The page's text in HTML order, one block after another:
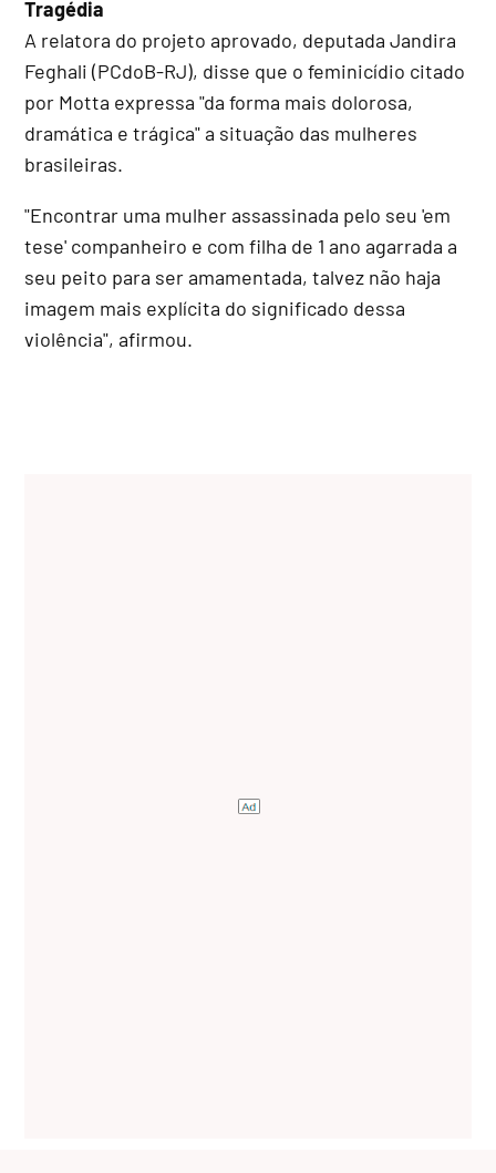
Tragédia
A relatora do projeto aprovado, deputada Jandira
Feghali (PCdoB-RJ), disse que o feminicídio citado
por Motta expressa "da forma mais dolorosa,
dramática e trágica" a situação das mulheres
brasileiras.
"Encontrar uma mulher assassinada pelo seu 'em
tese' companheiro e com filha de 1 ano agarrada a
seu peito para ser amamentada, talvez não haja
imagem mais explícita do significado dessa
violência", afirmou.